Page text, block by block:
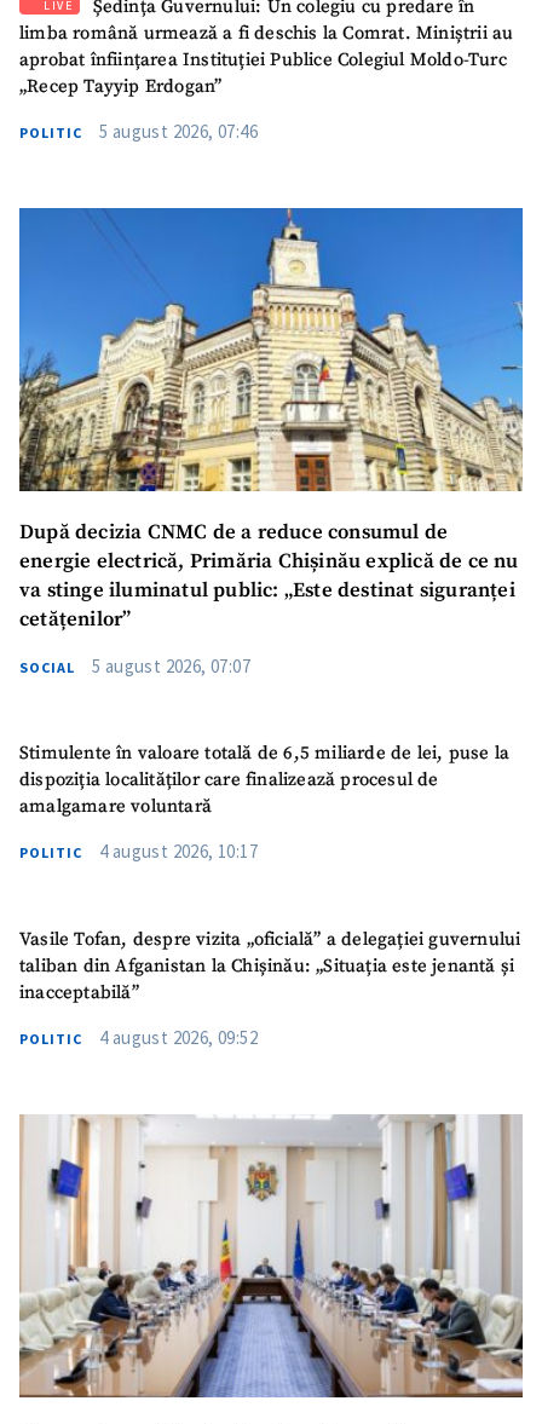
LIVE
Ședința Guvernului: Un colegiu cu predare în
limba română urmează a fi deschis la Comrat. Miniștrii au
aprobat înființarea Instituției Publice Colegiul Moldo-Turc
„Recep Tayyip Erdogan”
POLITIC 5 august 2026, 07:46
După decizia CNMC de a reduce consumul de
energie electrică, Primăria Chișinău explică de ce nu
va stinge iluminatul public: „Este destinat siguranței
cetățenilor”
SOCIAL 5 august 2026, 07:07
Stimulente în valoare totală de 6,5 miliarde de lei, puse la
dispoziția localităților care finalizează procesul de
amalgamare voluntară
POLITIC 4 august 2026, 10:17
Vasile Tofan, despre vizita „oficială” a delegației guvernului
taliban din Afganistan la Chișinău: „Situația este jenantă și
inacceptabilă”
POLITIC 4 august 2026, 09:52